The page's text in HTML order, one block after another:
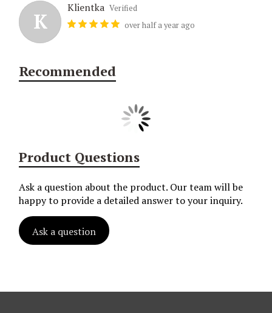
K
Klientka Verified
over half a year ago
Recommended
Product Questions
Ask a question about the product. Our team will be
happy to provide a detailed answer to your inquiry.
Ask a question